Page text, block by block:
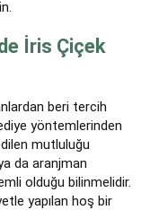
İris Çiçek
beri tercih
yöntemlerinden
mutluluğu
da aranjman
olduğu bilinmelidir.
yapılan hoş bir